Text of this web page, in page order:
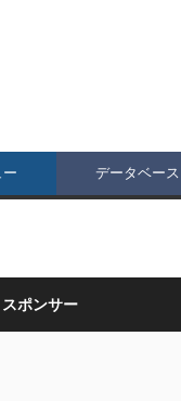
ー データベース
スポンサー